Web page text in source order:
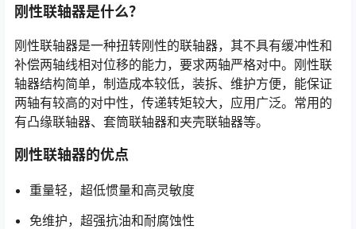
刚性联轴器是什么？
刚性联轴器是一种扭转刚性的联轴器，其不具有缓冲性和
补偿两轴线相对位移的能力，要求两轴严格对中。刚性联
轴器结构简单，制造成本较低，装拆、维护方便，能保证
两轴有较高的对中性，传递转矩较大，应用广泛。常用的
有凸缘联轴器、套筒联轴器和夹壳联轴器等。
刚性联轴器的优点
重量轻，超低惯量和高灵敏度
免维护，超强抗油和耐腐蚀性